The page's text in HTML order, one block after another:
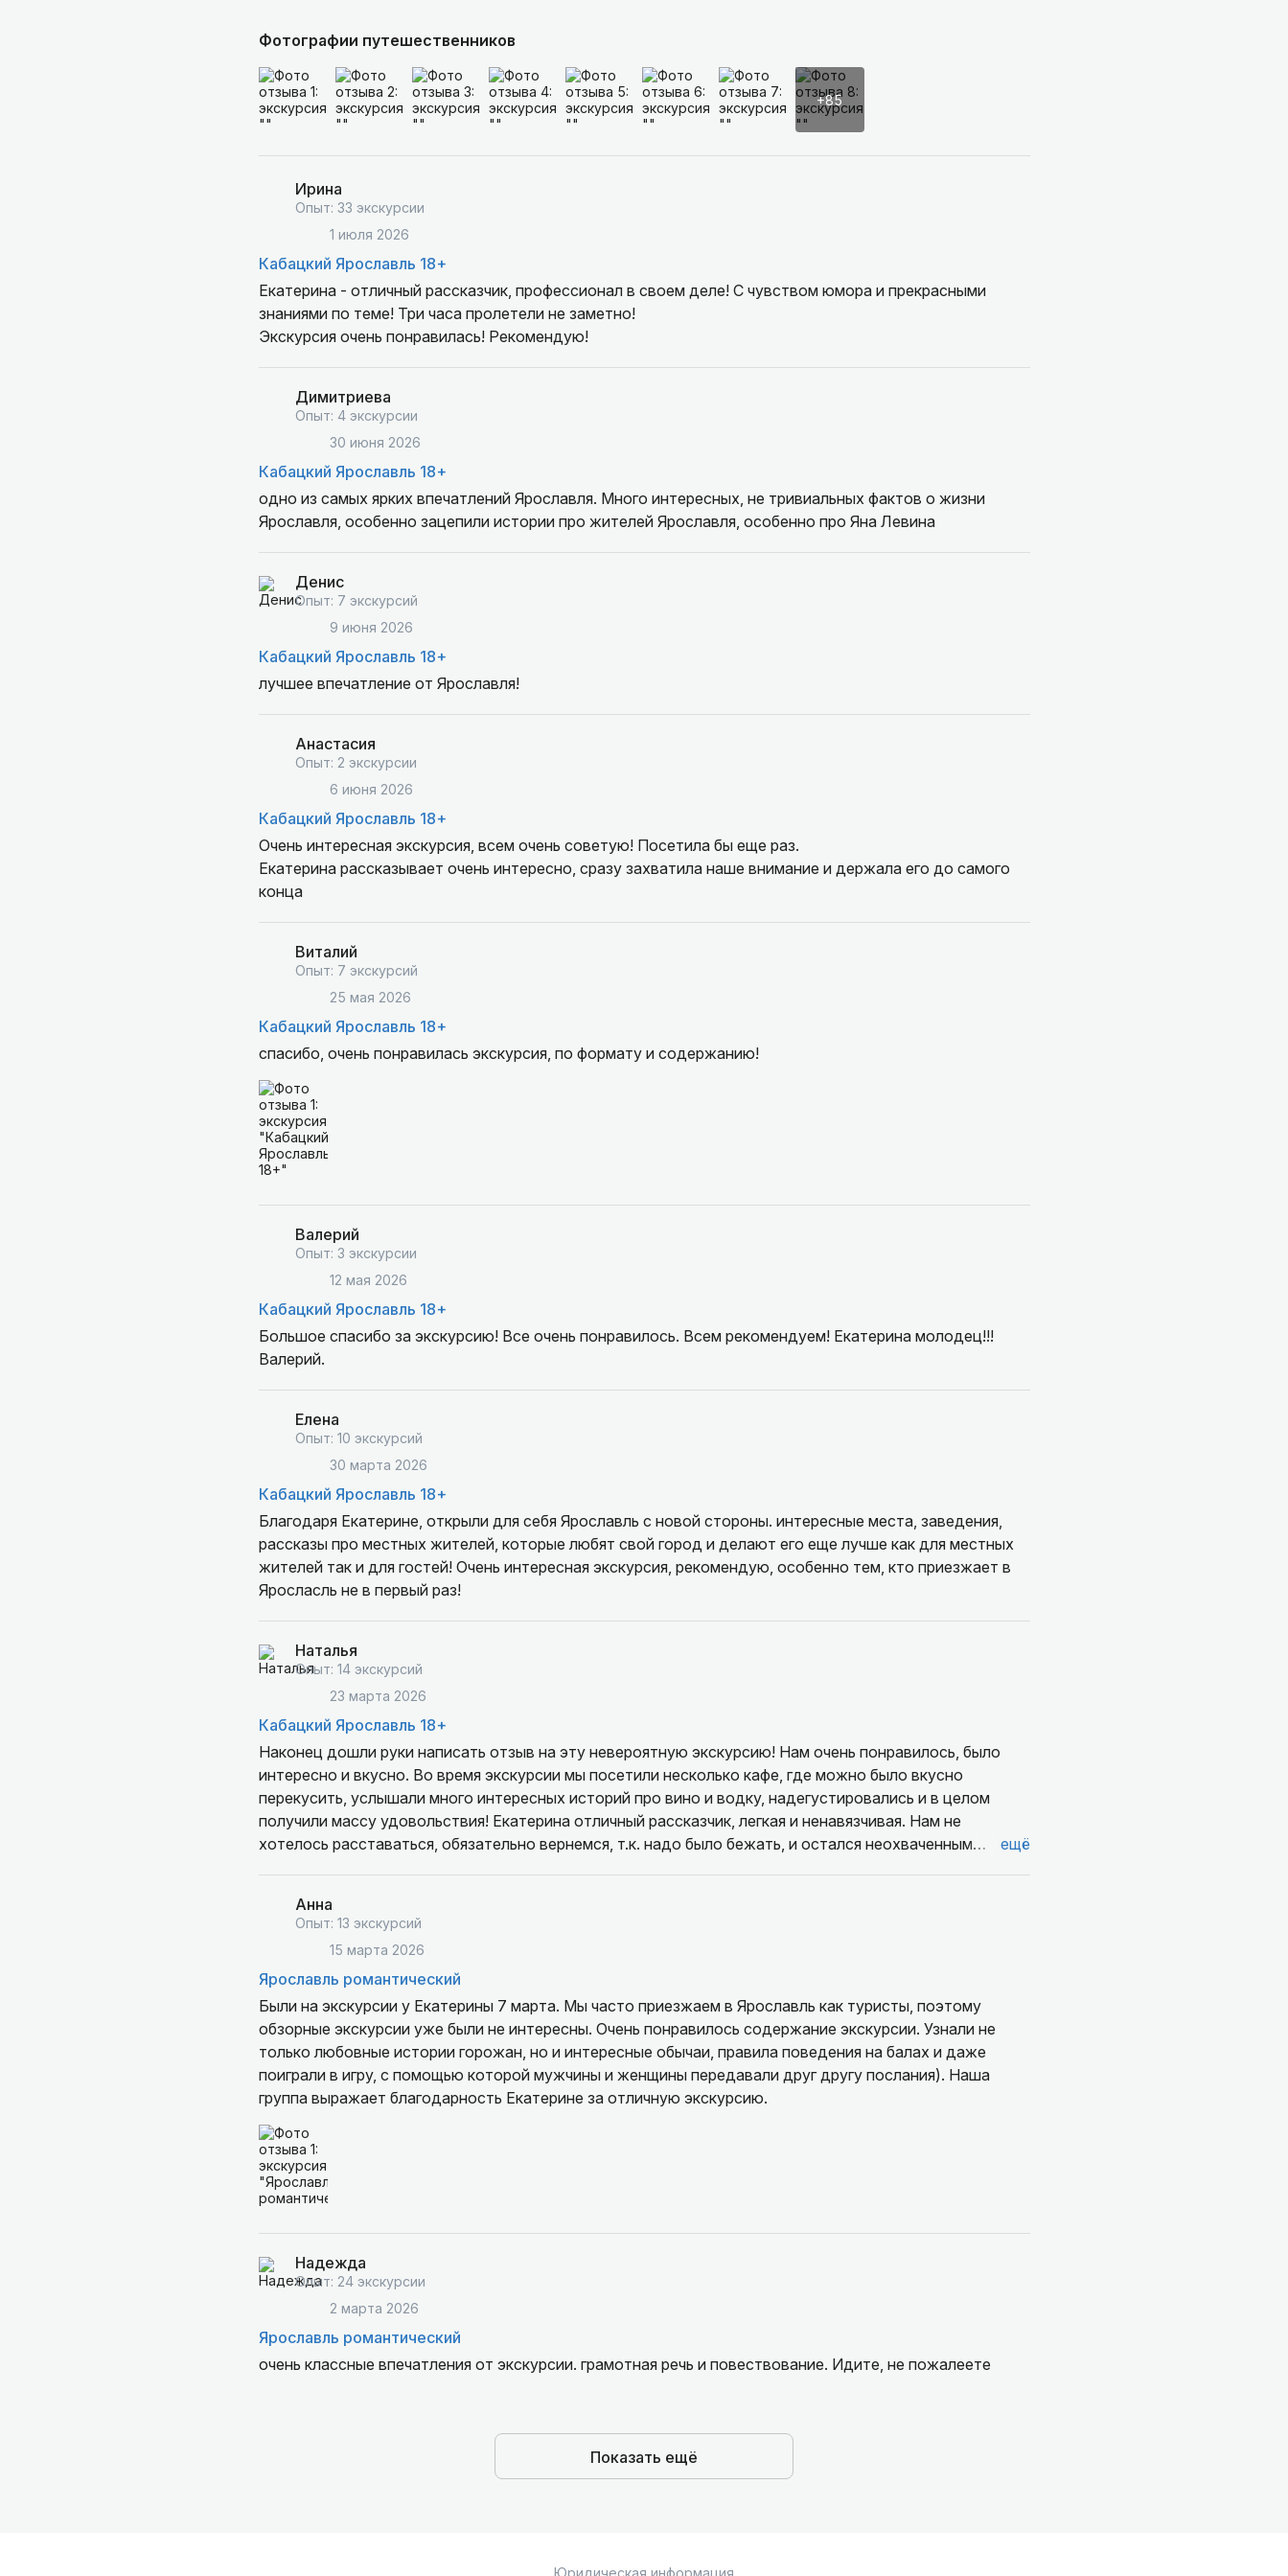
Фотографии путешественников
+85
Ирина
Опыт: 33 экскурсии
1 июля 2026
Кабацкий Ярославль 18+
Екатерина - отличный рассказчик, профессионал в своем деле! С чувством юмора и прекрасными
знаниями по теме! Три часа пролетели не заметно!
Экскурсия очень понравилась! Рекомендую!
Димитриева
Опыт: 4 экскурсии
30 июня 2026
Кабацкий Ярославль 18+
одно из самых ярких впечатлений Ярославля. Много интересных, не тривиальных фактов о жизни
Ярославля, особенно зацепили истории про жителей Ярославля, особенно про Яна Левина
Денис
Опыт: 7 экскурсий
9 июня 2026
Кабацкий Ярославль 18+
лучшее впечатление от Ярославля!
Анастасия
Опыт: 2 экскурсии
6 июня 2026
Кабацкий Ярославль 18+
Очень интересная экскурсия, всем очень советую! Посетила бы еще раз.
Екатерина рассказывает очень интересно, сразу захватила наше внимание и держала его до самого
конца
Виталий
Опыт: 7 экскурсий
25 мая 2026
Кабацкий Ярославль 18+
спасибо, очень понравилась экскурсия, по формату и содержанию!
Валерий
Опыт: 3 экскурсии
12 мая 2026
Кабацкий Ярославль 18+
Большое спасибо за экскурсию! Все очень понравилось. Всем рекомендуем! Екатерина молодец!!!
Валерий.
Елена
Опыт: 10 экскурсий
30 марта 2026
Кабацкий Ярославль 18+
Благодаря Екатерине, открыли для себя Ярославль с новой стороны. интересные места, заведения,
рассказы про местных жителей, которые любят свой город и делают его еще лучше как для местных
жителей так и для гостей! Очень интересная экскурсия, рекомендую, особенно тем, кто приезжает в
Яросласль не в первый раз!
Наталья
Опыт: 14 экскурсий
23 марта 2026
Кабацкий Ярославль 18+
Наконец дошли руки написать отзыв на эту невероятную экскурсию! Нам очень понравилось, было
интересно и вкусно. Во время экскурсии мы посетили несколько кафе, где можно было вкусно
перекусить, услышали много интересных историй про вино и водку, надегустировались и в целом
получили массу удовольствия! Екатерина отличный рассказчик, легкая и ненавязчивая. Нам не
хотелось расставаться, обязательно вернемся, т.к. надо было бежать, и остался неохваченным
ещё
Анна
Опыт: 13 экскурсий
15 марта 2026
Ярославль романтический
Были на экскурсии у Екатерины 7 марта. Мы часто приезжаем в Ярославль как туристы, поэтому
обзорные экскурсии уже были не интересны. Очень понравилось содержание экскурсии. Узнали не
только любовные истории горожан, но и интересные обычаи, правила поведения на балах и даже
поиграли в игру, с помощью которой мужчины и женщины передавали друг другу послания). Наша
группа выражает благодарность Екатерине за отличную экскурсию.
Надежда
Опыт: 24 экскурсии
2 марта 2026
Ярославль романтический
очень классные впечатления от экскурсии. грамотная речь и повествование. Идите, не пожалеете
Показать ещё
Юридическая информация